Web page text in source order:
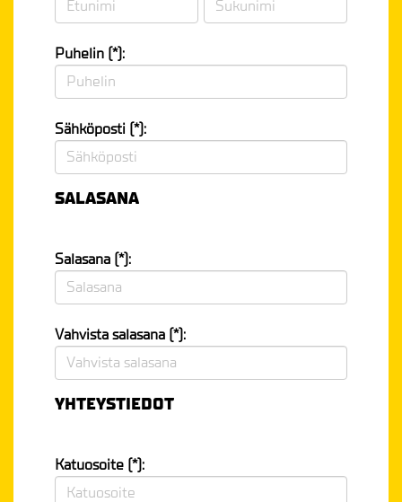
Puhelin (*):
Sähköposti (*):
SALASANA
Salasana (*):
Vahvista salasana (*):
YHTEYSTIEDOT
Katuosoite (*):